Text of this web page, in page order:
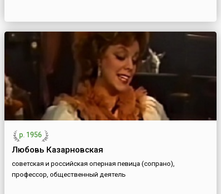
р. 1956
Любовь Казарновская
советская и российская оперная певица (сопрано),
профессор, общественный деятель